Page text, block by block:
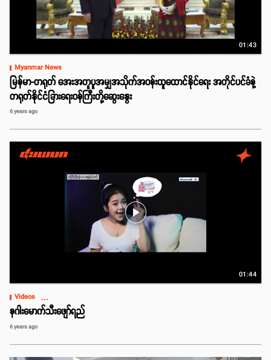
01:43
Myanmar News
မြန်မာ-တရုတ် အေးအတူပူအမျှအသိုက်အဝန်းထူထောင်နိုင်ရေး အတိုင်ပင်ခံနဲ့
တရုတ်နိုင်ငံခြားရေးဝန်ကြီးတို့ဆွေးနွေး
6 years ago
play_arrow
01:44
Videos
...
နဂါးမောက်သီးဖျော်ရည်
6 years ago